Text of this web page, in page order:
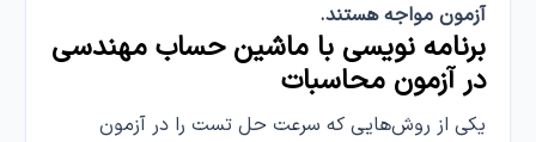
آزمون مواجه هستند.
برنامه نویسی با ماشین حساب مهندسی
در آزمون محاسبات
یکی از روش‌هایی که سرعت حل تست را در آزمون